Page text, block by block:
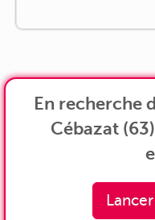
En recherche
Cébazat